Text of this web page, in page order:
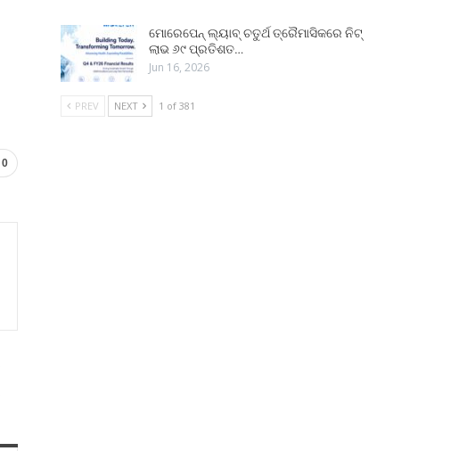
0
ମୋରେପେନ୍ ଲ୍ୟାବ୍ ଚତୁର୍ଥ ତ୍ରୈମାସିକରେ ନିଟ୍
ଲାଭ ୬୯ ପ୍ରତିଶତ…
Jun 16, 2026
PREV NEXT 1 of 381